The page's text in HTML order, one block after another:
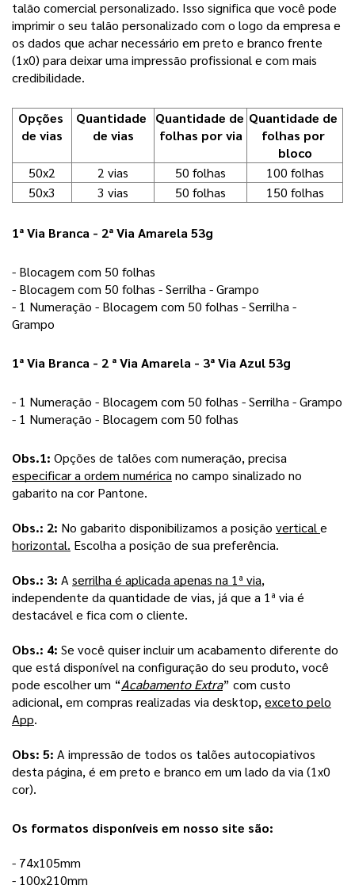
talão comercial personalizado. Isso significa que você pode
imprimir o seu talão personalizado com o logo da empresa e
os dados que achar necessário em preto e branco frente
(1x0) para deixar uma impressão profissional e com mais
credibilidade.
Opções
de vias
Quantidade
de vias
Quantidade de
folhas por via
Quantidade de
folhas por
bloco
50x2
2 vias 50 folhas
100 folhas
50x3
3 vias 50 folhas 150 folhas
1ª Via Branca - 2ª Via Amarela 53g
- Blocagem com 50 folhas
- Blocagem com 50 folhas - Serrilha - Grampo
- 1 Numeração - Blocagem com 50 folhas - Serrilha -
Grampo
1ª Via Branca - 2 ª Via Amarela - 3ª Via Azul 53g
- 1 Numeração - Blocagem com 50 folhas - Serrilha - Grampo
- 1 Numeração - Blocagem com 50 folhas
Obs.1:
especificar a ordem numérica no campo sinalizado no
gabarito na cor Pantone.
Obs.: 2: No gabarito disponibilizamos a posição vertical e
horizontal. Escolha a posição de sua preferência.
Obs.: 3: A serrilha é aplicada apenas na 1ª via,
independente da quantidade de vias, já que a 1ª via é
destacável e fica com o cliente.
Obs.: 4: Se você quiser incluir um acabamento diferente do
que está disponível na configuração do seu produto, você
pode escolher um “Acabamento Extra” com custo
adicional, em compras realizadas via desktop, exceto pelo
App.
Obs: 5: A impressão de todos os talões autocopiativos
desta página, é em preto e branco em um lado da via (1x0
cor).
Os formatos disponíveis em nosso site são:
- 74x105mm
- 100x210mm